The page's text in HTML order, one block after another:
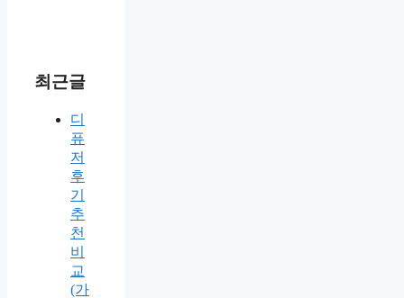
최근글
디
퓨
저
후
기
추
천
비
교
(가